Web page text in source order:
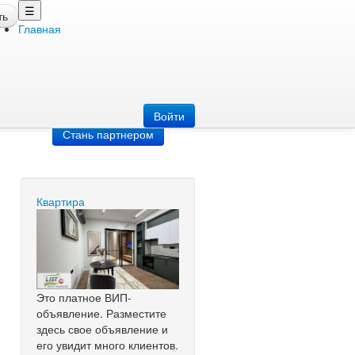
☰
Главная
Войти
Стань партнером
Квартира
Это платное ВИП-
объявление. Разместите
здесь свое объявление и
его увидит много клиентов.